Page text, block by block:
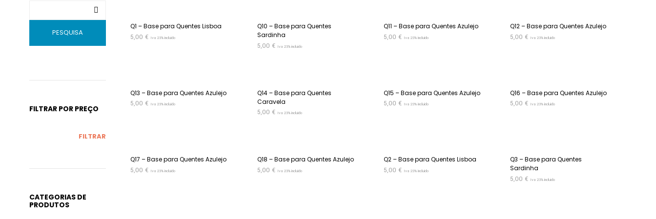
PESQUISA
FILTRAR POR PREÇO
FILTRAR
CATEGORIAS DE
PRODUTOS
Q1 – Base para Quentes Lisboa
5,00€ Iva 23% incluido
Q10 – Base para Quentes
Sardinha
5,00 € Iva 23% incluido
Q11 – Base para Quentes Azulejo
5,00 € Iva 23% incluido
Q12 – Base para Quentes Azulejo
5,00 € Iva 23% incluido
Q13 – Base para Quentes Azulejo
5,00€ Iva 23% incluido
Q14 – Base para Quentes
Caravela
5,00 € Iva 23% incluido
Q15 – Base para Quentes Azulejo
5,00 € Iva 23% incluido
Q16 – Base para Quentes Azulejo
5,00 € Iva 23% incluido
Q17 – Base para Quentes Azulejo
5,00€ Iva 23% incluido
Q18 – Base para Quentes Azulejo
5,00 € Iva 23% incluido
Q2 – Base para Quentes Lisboa
5,00 € Iva 23% incluido
Q3 – Base para Quentes
Sardinha
5,00 € Iva 23% incluido